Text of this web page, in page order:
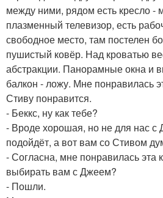
между ними, рядом есть кресло -
плазменный телевизор, есть
свободное место, там постелен
пушистый ковёр. Над кроватью
абстракции. Панорамные окна и
балкон - ложу. Мне понравилась
Стиву понравится.
- Беккс, ну как тебе?
- Вроде хорошая, но не для нас с
подойдёт, а вот вам со Стивом
- Согласна, мне понравилась эта
выбирать вам с Джеем?
- Пошли.